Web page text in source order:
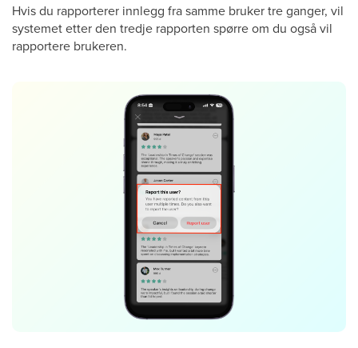
Hvis du rapporterer innlegg fra samme bruker tre ganger, vil
systemet etter den tredje rapporten spørre om du også vil
rapportere brukeren.